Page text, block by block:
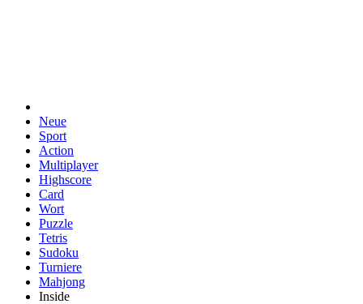
Neue
Sport
Action
Multiplayer
Highscore
Card
Wort
Puzzle
Tetris
Sudoku
Turniere
Mahjong
Inside